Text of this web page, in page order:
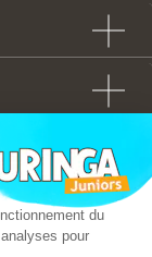
du
pour